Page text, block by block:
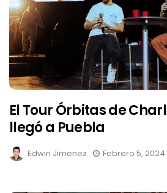
El Tour Órbitas de
llegó a Puebla
Edwin Jimenez Febrero 5, 2024